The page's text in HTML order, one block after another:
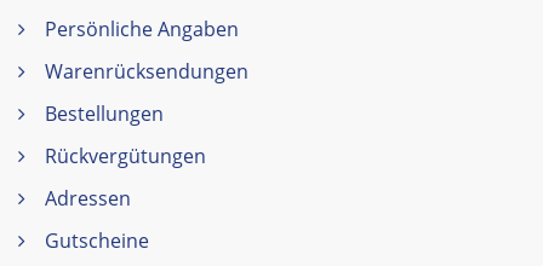
Persönliche Angaben
Warenrücksendungen
Bestellungen
Rückvergütungen
Adressen
Gutscheine